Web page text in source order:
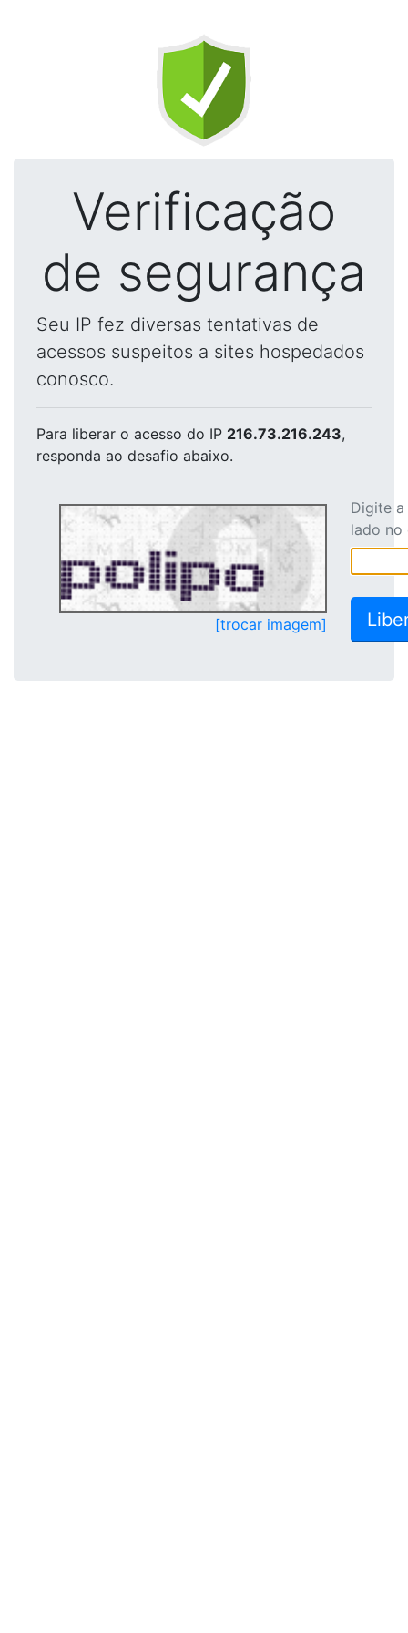
Verificação
de segurança
Seu IP fez diversas tentativas de
acessos suspeitos a sites hospedados
conosco.
Para liberar o acesso do IP 216.73.216.243,
responda ao desafio abaixo.
[trocar imagem]
Digite
lado no